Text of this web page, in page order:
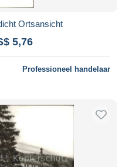
Ortsansicht
5,76
Professioneel handelaar